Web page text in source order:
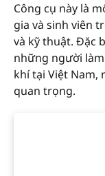
Công cụ này là
gia và sinh viên
và kỹ thuật. Đặc
những người
khí tại Việt Nam,
quan trọng.